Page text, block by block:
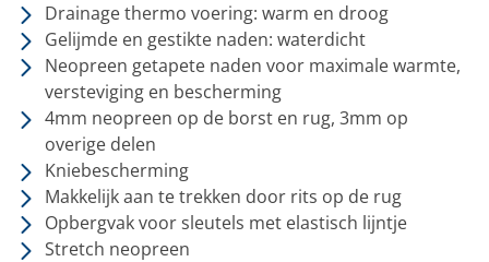
Drainage thermo voering: warm en droog
Gelijmde en gestikte naden: waterdicht
Neopreen getapete naden voor maximale warmte,
versteviging en bescherming
4mm neopreen op de borst en rug, 3mm op
overige delen
Kniebescherming
Makkelijk aan te trekken door rits op de rug
Opbergvak voor sleutels met elastisch lijntje
Stretch neopreen